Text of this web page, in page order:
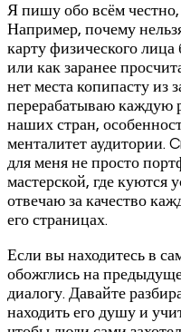
Я пишу обо всём
Например, почему
карту физического лица
или как заранее
нет места копипасту из
перерабатываю каждую
наших стран,
менталитет
для меня не просто
мастерской, где куются
отвечаю за качество
его страницах.
Если вы находитесь в
обожглись на
диалогу. Давайте
находить его душу и